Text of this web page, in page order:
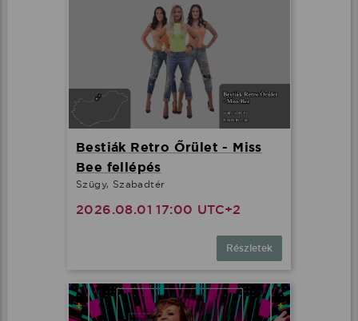
Bestiák Retro Őrület - Miss
Bee fellépés
Szügy, Szabadtér
2026.08.01 17:00 UTC+2
Részletek